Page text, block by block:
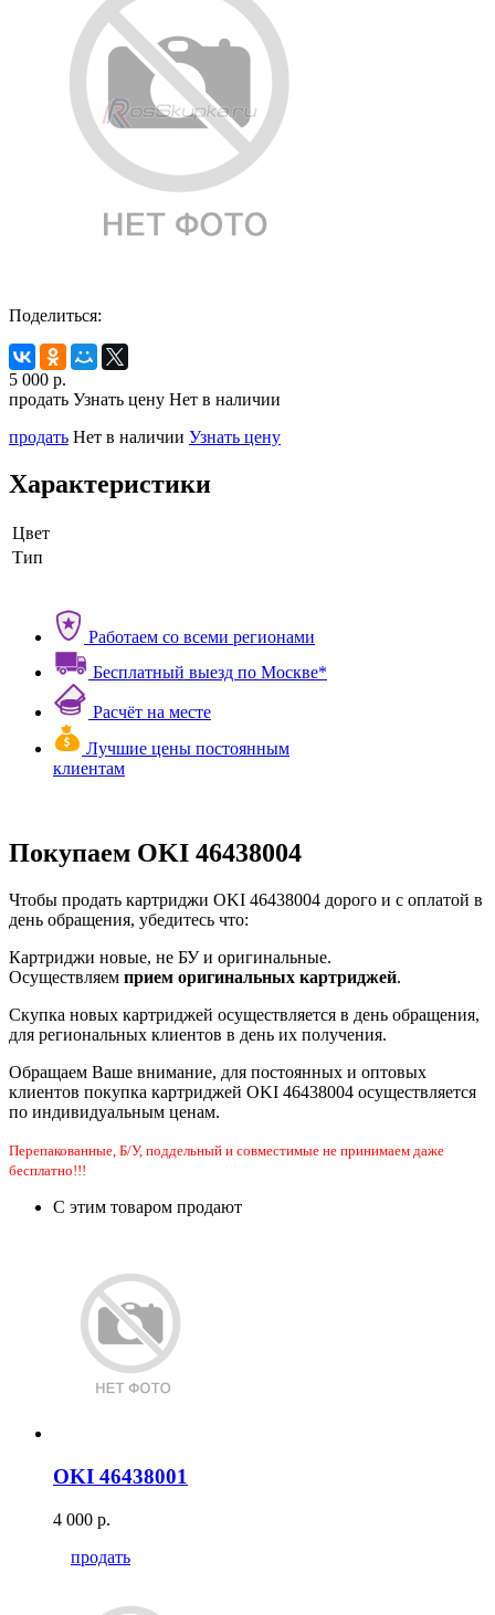
Поделиться:
5 000 р.
продать Узнать цену Нет в наличии
продать Нет в наличии Узнать цену
Характеристики
Цвет
Тип
Работаем со всеми регионами
Бесплатный выезд по Москве*
Расчёт на месте
Лучшие цены постоянным
клиентам
Покупаем OKI 46438004
Чтобы продать картриджи OKI 46438004 дорого и с оплатой в
день обращения, убедитесь что:
Картриджи новые, не БУ и оригинальные.
Осуществляем прием оригинальных картриджей.
Скупка новых картриджей осуществляется в день обращения,
для региональных клиентов в день их получения.
Обращаем Ваше внимание, для постоянных и оптовых
клиентов покупка картриджей OKI 46438004 осуществляется
по индивидуальным ценам.
Перепакованные, Б/У, поддельный и совместимые не принимаем даже
бесплатно!!!
С этим товаром продают
OKI 46438001
4 000 р.
продать